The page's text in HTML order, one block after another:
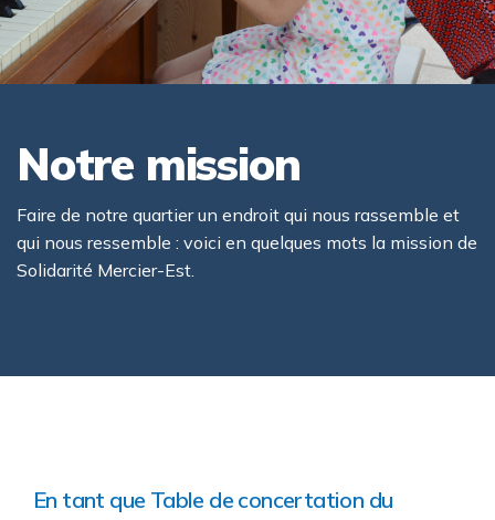
Notre mission
Faire de notre quartier un endroit qui nous rassemble et
qui nous ressemble : voici en quelques mots la mission de
Solidarité Mercier-Est.
En tant que Table de concertation du